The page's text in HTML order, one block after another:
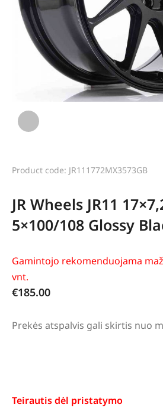
Product code: JR111772MX3573GB
JR Wheels JR11
5×100/108 Glossy
Gamintojo rekomenduojama
vnt.
€185.00
Prekės atspalvis gali skirtis nuo
Teirautis dėl pristatymo